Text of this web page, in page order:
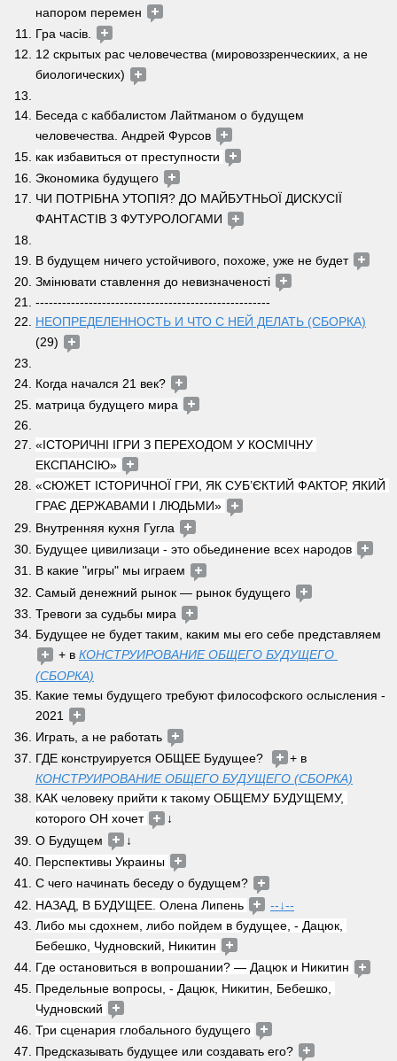
напором перемен
Гра часів.
12 скрытых рас человечества (мировоззренческиих, а не
биологических)
Беседа с каббалистом Лайтманом о будущем
человечества. Андрей Фурсов
как избавиться от преступности
Экономика будущего
ЧИ ПОТРІБНА УТОПІЯ? ДО МАЙБУТНЬОЇ ДИСКУСІЇ
ФАНТАСТІВ З ФУТУРОЛОГАМИ
В будущем ничего устойчивого, похоже, уже не будет
Змінювати ставлення до невизначеності
-----------------------------------------------------
НЕОПРЕДЕЛЕННОСТЬ И ЧТО С НЕЙ ДЕЛАТЬ (СБОРКА)
(29)
Когда начался 21 век?
матрица будущего мира
«ІСТОРИЧНІ ІГРИ З ПЕРЕХОДОМ У КОСМІЧНУ
ЕКСПАНСІЮ»
«СЮЖЕТ ІСТОРИЧНОЇ ГРИ, ЯК СУБ’ЄКТИЙ ФАКТОР, ЯКИЙ
ГРАЄ ДЕРЖАВАМИ І ЛЮДЬМИ»
Внутренняя кухня Гугла
Будущее цивилизаци - это обьединение всех народов
В какие "игры" мы играем
Самый денежний рынок — рынок будущего
Тревоги за судьбы мира
Будущее не будет таким, каким мы его себе представляем
+ в КОНСТРУИРОВАНИЕ ОБЩЕГО БУДУЩЕГО
(СБОРКА)
Какие темы будущего требуют философского ослысления -
2021
Играть, а не работать
ГДЕ конструируется ОБЩЕЕ Будущее?
КОНСТРУИРОВАНИЕ ОБЩЕГО БУДУЩЕГО (СБОРКА)
КАК человеку прийти к такому ОБЩЕМУ БУДУЩЕМУ,
которого ОН хочет
↓
О Будущем
↓
Перспективы Украины
С чего начинать беседу о будущем?
НАЗАД, В БУДУЩЕЕ. Олена Липень
--↓--
Либо мы сдохнем, либо пойдем в будущее, - Дацюк,
Бебешко, Чудновский, Никитин
Где остановиться в вопрошании? — Дацюк и Никитин
Предельные вопросы, - Дацюк, Никитин, Бебешко,
Чудновский
Три сценария глобального будущего
Предсказывать будущее или создавать его?